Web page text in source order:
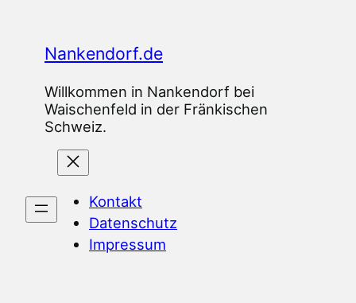
springenNankendorf.de
Willkommen in Nankendorf bei
Waischenfeld in der Fränkischen
Schweiz.
Kontakt
Datenschutz
Impressum